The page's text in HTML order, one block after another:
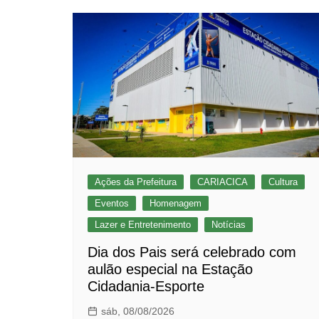
Ações da Prefeitura CARIACICA
Cultura
Eventos
Homenagem
Lazer e Entretenimento
Notícias
Dia dos Pais será celebrado com
aulão especial na Estação
Cidadania-Esporte
sáb, 08/08/2026